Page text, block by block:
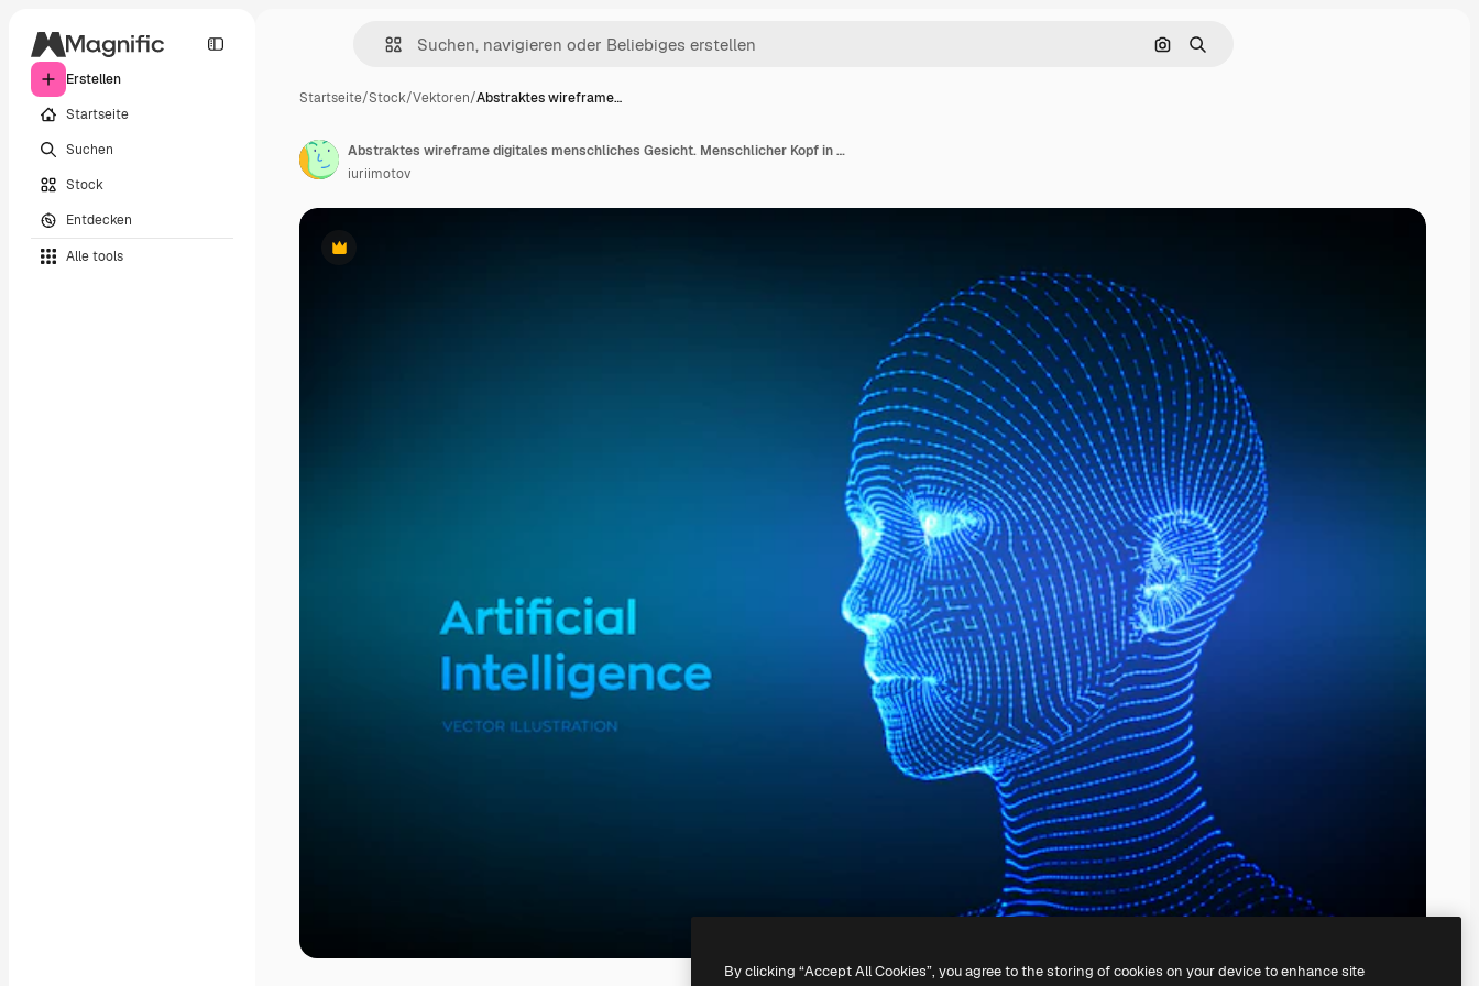
Erstellen
Startseite
Suchen
Stock
Entdecken
Alle tools
Nach Bild suchen
Suchen
Startseite/Stock/Vektoren/Abstraktes wireframe…
Premium
Abstraktes wireframe digitales menschliches Gesicht. Menschlicher Kopf in der Interpretation des digitalen Computers des Roboters
iuriimotov
By clicking “Accept All Cookies”, you agree to the storing of cookies on your device to enhance site